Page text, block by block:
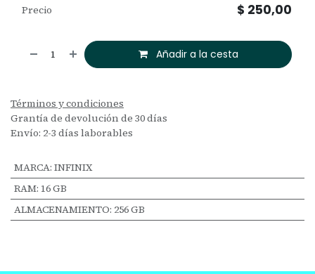
Añadir a la cesta
Precio $ 250,00
Términos y condiciones
Grantía de devolución de 30 días
Envío: 2-3 días laborables
MARCA: INFINIX
RAM: 16 GB
ALMACENAMIENTO: 256 GB